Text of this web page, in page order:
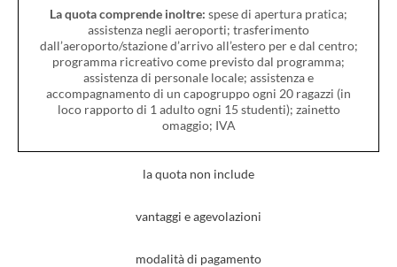
la quota non include
vantaggi e agevolazioni
modalità di pagamento
La quota comprende inoltre: spese di apertura pratica;
assistenza negli aeroporti; trasferimento
dall’aeroporto/stazione d’arrivo all’estero per e dal centro;
programma ricreativo come previsto dal programma;
assistenza di personale locale; assistenza e
accompagnamento di un capogruppo ogni 20 ragazzi (in
loco rapporto di 1 adulto ogni 15 studenti); zainetto
omaggio; IVA